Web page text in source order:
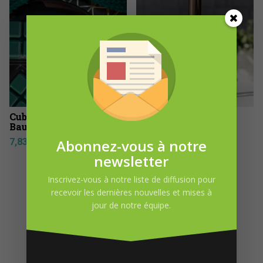
Cube de cire au sapin
Baumier 74 g
7,83
Bruine d’ambiance
2,17 $ – 26,08 $
de
à
26,08$
DEMANDE D’INFORMATION
Abonnez-vous à notre
newsletter
Inscrivez-vous à notre liste de diffusion pour
recevoir les dernières nouvelles et mises à
jour de notre équipe.